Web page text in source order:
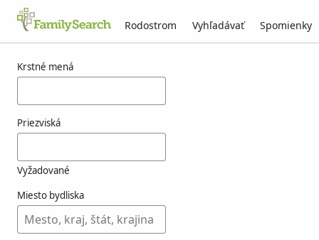
Rodostrom Vyhľadávať Spomienky
Krstné mená
Priezviská
Vyžadované
Miesto bydliska